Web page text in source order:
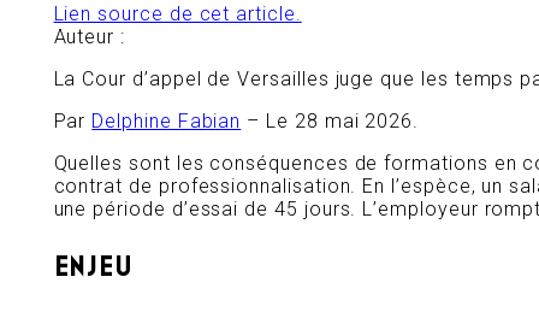
Lien source de cet article.
Auteur :
La Cour d’appel de Versailles juge que les
Par Delphine Fabian – Le 28 mai 2026.
Quelles sont les conséquences de formations en
contrat de professionnalisation. En l’espèce, un
une période d’essai de 45 jours. L’employeur
ENJEU